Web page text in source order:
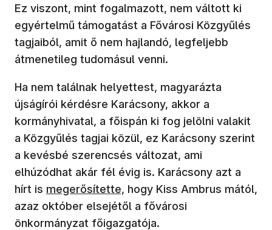
Ez viszont, mint fogalmazott, nem váltott ki
egyértelmű támogatást a Fővárosi Közgyűlés
tagjaiból, amit ő nem hajlandó, legfeljebb
átmenetileg tudomásul venni.
Ha nem találnak helyettest, magyarázta
újságírói kérdésre Karácsony, akkor a
kormányhivatal, a főispán ki fog jelölni valakit
a Közgyűlés tagjai közül, ez Karácsony szerint
a kevésbé szerencsés változat, ami
elhúzódhat akár fél évig is. Karácsony azt a
hírt is (új ablakban nyílik meg)
megerősítette, hogy Kiss Ambrus mától,
azaz október elsejétől a fővárosi
önkormányzat főigazgatója.